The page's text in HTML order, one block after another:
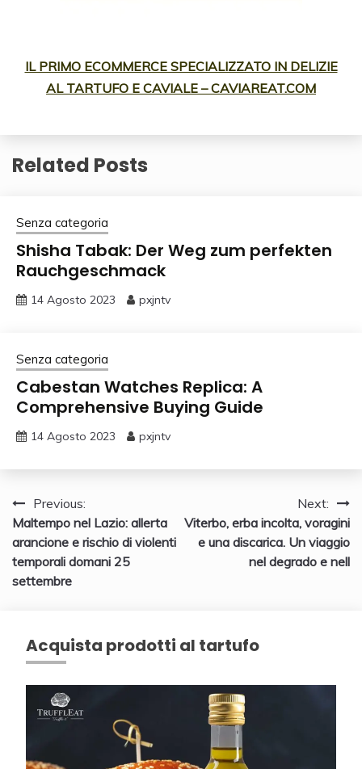
IL PRIMO ECOMMERCE SPECIALIZZATO IN DELIZIE
AL TARTUFO E CAVIALE – CAVIAREAT.COM
Related Posts
Senza categoria
Shisha Tabak: Der Weg zum perfekten
Rauchgeschmack
14 Agosto 2023 pxjntv
Senza categoria
Cabestan Watches Replica: A
Comprehensive Buying Guide
14 Agosto 2023 pxjntv
Navigazione
articoli
Previous:
Maltempo nel Lazio: allerta
arancione e rischio di violenti
temporali domani 25
settembre
Next:
Viterbo, erba incolta, voragini
e una discarica. Un viaggio
nel degrado e nell
Acquista prodotti al tartufo